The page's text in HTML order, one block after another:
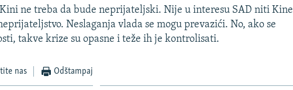
ne treba da bude neprijateljski. Nije u interesu SAD niti Kine
Neslaganja vlada se mogu prevazići. No, ako se
takve krize su opasne i teže ih je kontrolisati.
nas Odštampaj